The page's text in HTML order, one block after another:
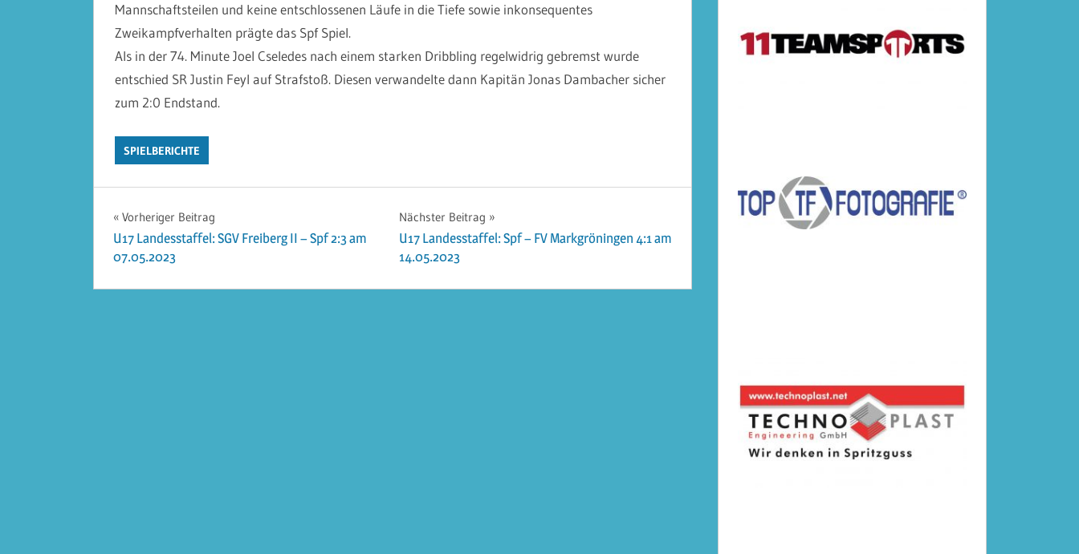
Mannschaftsteilen und keine entschlossenen Läufe in die Tiefe sowie inkonsequentes
Zweikampfverhalten prägte das Spf Spiel.
Als in der 74. Minute Joel Cseledes nach einem starken Dribbling regelwidrig gebremst wurde
entschied SR Justin Feyl auf Strafstoß. Diesen verwandelte dann Kapitän Jonas Dambacher sicher
zum 2:0 Endstand.
SPIELBERICHTE
Beitragsnavigation
Vorheriger Beitrag
U17 Landesstaffel: SGV Freiberg II – Spf 2:3 am
07.05.2023
Nächster Beitrag
U17 Landesstaffel: Spf – FV Markgröningen 4:1 am
14.05.2023